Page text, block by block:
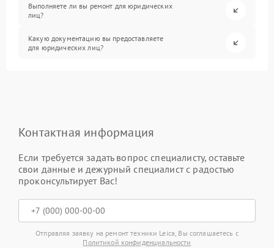
Выполняете ли вы ремонт для юридических
лиц?
Какую документацию вы предоставляете
для юридических лиц?
Контактная информация
Если требуется задать вопрос специалисту, оставьте
свои данные и дежурный специалист с радостью
проконсультирует Вас!
Отправляя заявку на ремонт техники Leica, Вы соглашаетесь с
Политикой конфиденциальности